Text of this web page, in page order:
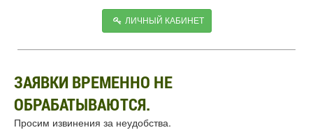
ЛИЧНЫЙ КАБИНЕТ
ЗАЯВКИ ВРЕМЕННО НЕ
ОБРАБАТЫВАЮТСЯ.
Просим извинения за неудобства.